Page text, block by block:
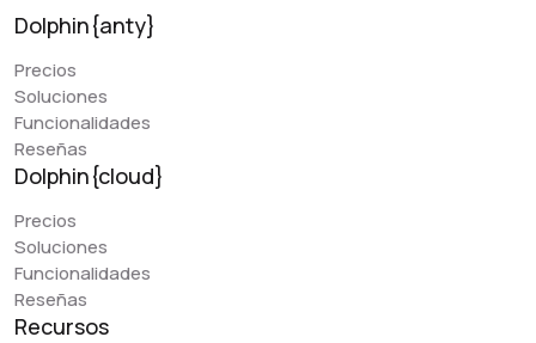
Dolphin{anty}
Precios
Soluciones
Funcionalidades
Reseñas
Dolphin{cloud}
Precios
Soluciones
Funcionalidades
Reseñas
Recursos